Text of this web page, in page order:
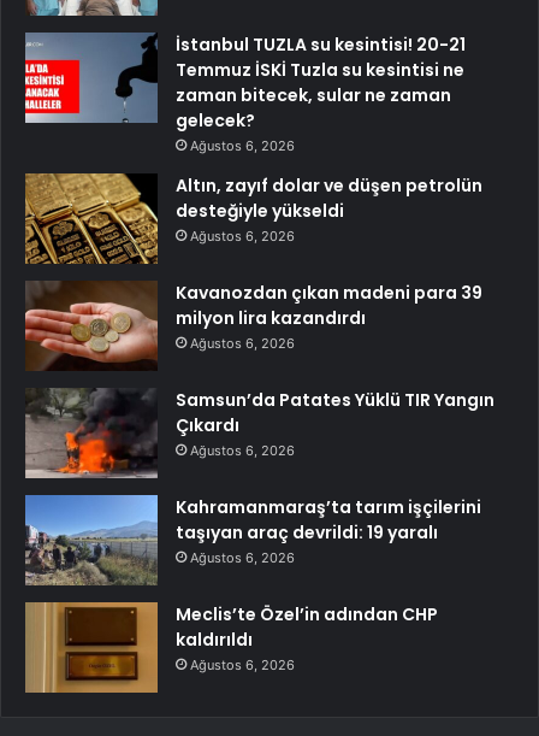
İstanbul TUZLA su kesintisi! 20-21
Temmuz İSKİ Tuzla su kesintisi ne
zaman bitecek, sular ne zaman
gelecek?
Ağustos 6, 2026
Altın, zayıf dolar ve düşen petrolün
desteğiyle yükseldi
Ağustos 6, 2026
Kavanozdan çıkan madeni para 39
milyon lira kazandırdı
Ağustos 6, 2026
Samsun’da Patates Yüklü TIR Yangın
Çıkardı
Ağustos 6, 2026
Kahramanmaraş’ta tarım işçilerini
taşıyan araç devrildi: 19 yaralı
Ağustos 6, 2026
Meclis’te Özel’in adından CHP
kaldırıldı
Ağustos 6, 2026